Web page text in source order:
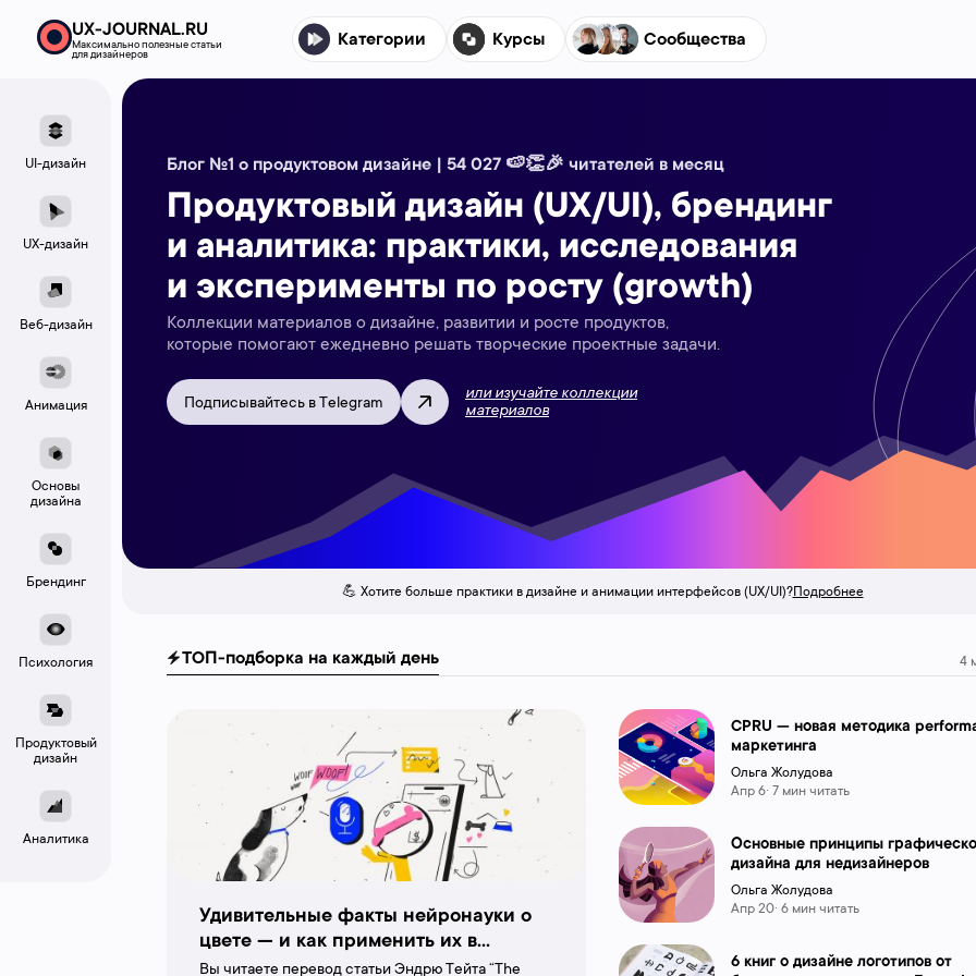
UX-JOURNAL.RU
Максимально полезные статьи
для дизайнеров
Категории Курсы Сообщества
UI-дизайн
UX-дизайн
Веб-дизайн
Анимация
Основы
дизайна
Брендинг
Психология
Продуктовый
дизайн
Аналитика
Блог №1 о продуктовом дизайне | 54 027 🍉👏🎉 читателей в месяц
Продуктовый дизайн (UX/UI), брендинг
и аналитика: практики, исследования
и эксперименты по росту (growth)
Коллекции материалов о дизайне, развитии и росте продуктов,
которые помогают ежедневно решать творческие проектные задачи.
Подписывайтесь в Telegram
или изучайте коллекции
материалов
💪 Хотите больше практики в дизайне и анимации интерфейсов (UX/UI)?Подробнее
ТОП-подборка на каждый день 4
Удивительные факты нейронауки о
цвете — и как применить их в
дизайне
Вы читаете перевод статьи Эндрю Тейта “The
CPRU — новая методика
маркетинга
Ольга Жолудова
Апр 6· 7 мин читать
Основные принципы
дизайна для недизайнеров
Ольга Жолудова
Апр 20· 6 мин читать
6 книг о дизайне логотипов от